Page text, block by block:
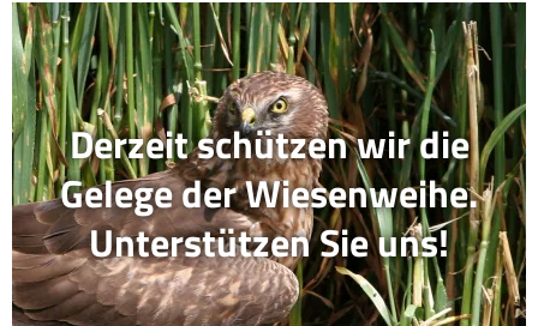
Derzeit schützen wir die
Gelege der Wiesenweihe.
Unterstützen Sie uns!